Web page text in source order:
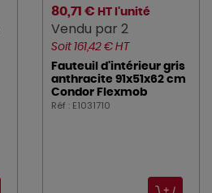
80,71 € HT l'unité
Vendu par 2
Soit 161,42 € HT
Fauteuil d'intérieur gris
anthracite 91x51x62 cm
Condor Flexmob
Réf : E1031710